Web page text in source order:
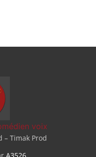
voix
– Timak Prod